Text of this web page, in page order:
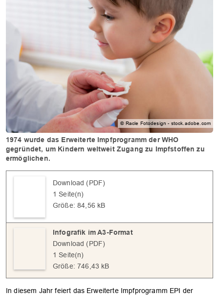
© Racle Fotodesign - stock.adobe.com
1974 wurde das Erweiterte Impfprogramm der WHO
gegründet, um Kindern weltweit Zugang zu Impfstoffen zu
ermöglichen.
Download (PDF)
1 Seite(n)
Größe: 84,56 kB
Infografik im A3-Format
Download (PDF)
1 Seite(n)
Größe: 746,43 kB
In diesem Jahr feiert das Erweiterte Impfprogramm EPI der